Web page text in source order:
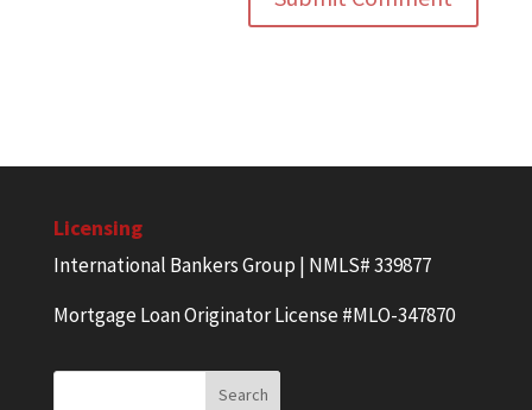
Licensing
International Bankers Group | NMLS# 339877
Mortgage Loan Originator License #MLO-347870